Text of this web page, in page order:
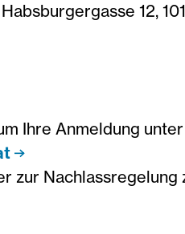
12,
Ihre Anmeldung
zur Nachlassregelung